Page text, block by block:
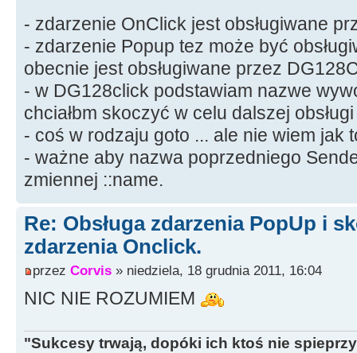
void
__fastcallTForm1::
*Sender)
{
Clear();
if
(!Readfile( ))
return;
}
- zdarzenie OnClick jest obsługiwane
- zdarzenie Popup tez może być
obecnie jest obsługiwane przez
- w DG128click podstawiam nazwe
chciałbm skoczyć w celu dalszej
- coś w rodzaju goto ... ale nie wiem jak
- ważne aby nazwa poprzedniego
zmiennej ::name.
Re: Obsługa zdarzenia PopUp i
zdarzenia Onclick.
przez Corvis » niedziela, 18 grudnia 2011, 16:04
NIC NIE ROZUMIEM
"Sukcesy trwają, dopóki ich ktoś nie